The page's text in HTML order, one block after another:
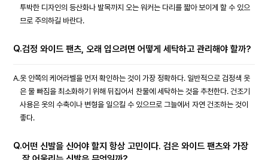
투박한 디자인의 등산화나 발목까지 오는 워커는 다리를 짧아 보이게 할 수 있으
므로 주의하길 바란다.
Q.검정 와이드 팬츠, 오래 입으려면 어떻게 세탁하고 관리해야 할까?
A.옷 안쪽의 케어라벨을 먼저 확인하는 것이 가장 정확하다. 일반적으로 검정색 옷
은 물 빠짐을 최소화하기 위해 뒤집어서 찬물에 세탁하는 것을 추천한다. 건조기
사용은 옷의 수축이나 변형을 일으킬 수 있으므로 그늘에서 자연 건조하는 것이
좋다.
Q.어떤 신발을 신어야 할지 항상 고민이다. 검은 와이드 팬츠와 가장